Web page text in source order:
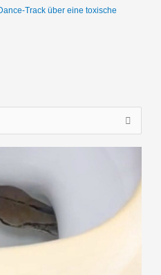
Track über eine toxische